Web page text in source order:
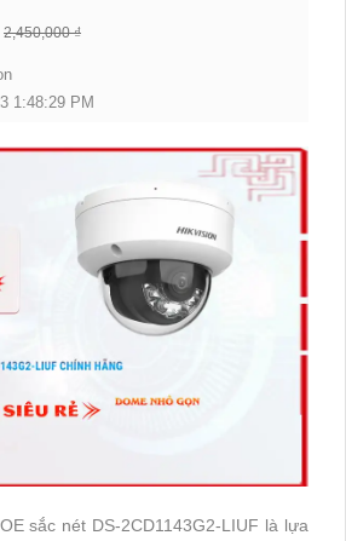
2,450,000 ₫
1:48:29 PM
sắc nét DS-2CD1143G2-LIUF là lựa